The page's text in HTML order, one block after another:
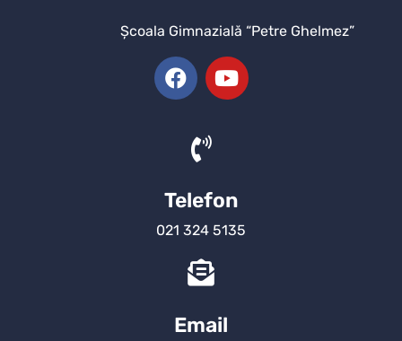
Şcoala Gimnazială “Petre Ghelmez”
Telefon
021 324 5135
Email